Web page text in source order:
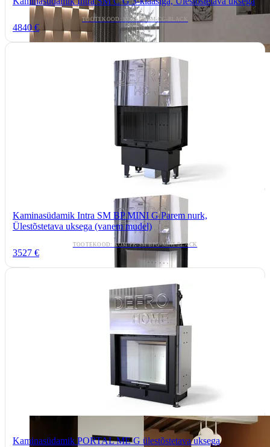
TOOTEKOOD: KOM-PR-SM-CG-BLACK
4840 €
Kaminasüdamik Intra SM BP MINI G Parem nurk,
Ülestõstetava uksega (vanem mudel)
TOOTEKOOD: KOM-PR-SM-BPG-MINI-BLACK
3527 €
Kaminasüdamik PORTAL ME G ülestõstetava uksega